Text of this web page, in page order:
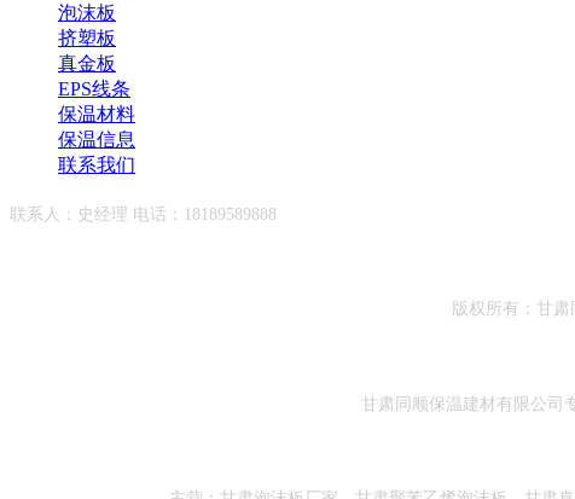
泡沫板
挤塑板
真金板
EPS线条
保温材料
保温信息
联系我们
联系人：史经理 电话：18189589888
版权所有：甘肃
甘肃同顺保温建材有限公司